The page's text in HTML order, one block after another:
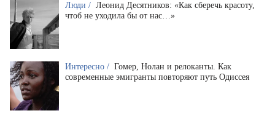
Люди / Леонид Десятников: «Как сберечь красоту,
чтоб не уходила бы от нас…»
Интересно / Гомер, Нолан и релоканты. Как
современные эмигранты повторяют путь Одиссея